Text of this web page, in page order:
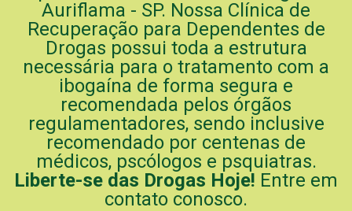
Auriflama - SP. Nossa Clínica de
Recuperação para Dependentes de
Drogas possui toda a estrutura
necessária para o tratamento com a
ibogaína de forma segura e
recomendada pelos órgãos
regulamentadores, sendo inclusive
recomendado por centenas de
médicos, pscólogos e psquiatras.
Liberte-se das Drogas Hoje! Entre em
contato conosco.